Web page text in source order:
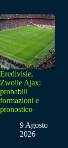
Eredivisie,
Zwolle Ajax:
probabili
formazioni e
pronostico
9 Agosto
2026